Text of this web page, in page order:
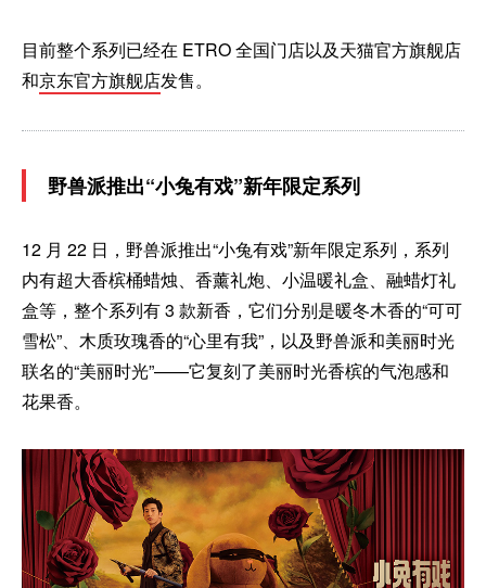
目前整个系列已经在 ETRO 全国门店以及天猫官方旗舰店
和京东官方旗舰店发售。
野兽派推出“小兔有戏”新年限定系列
12 月 22 日，野兽派推出“小兔有戏”新年限定系列，系列
内有超大香槟桶蜡烛、香薰礼炮、小温暖礼盒、融蜡灯礼
盒等，整个系列有 3 款新香，它们分别是暖冬木香的“可可
雪松”、木质玫瑰香的“心里有我”，以及野兽派和美丽时光
联名的“美丽时光”——它复刻了美丽时光香槟的气泡感和
花果香。